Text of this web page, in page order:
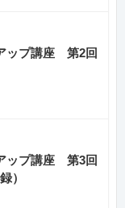
ップ講座 第2回
ップ講座 第3回
）